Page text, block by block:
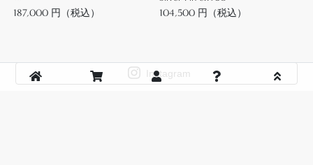
さらに、迫力のあるワイルドなシルバーワークは、
187,000 円（税込）
104,500 円（税込）
Instagram